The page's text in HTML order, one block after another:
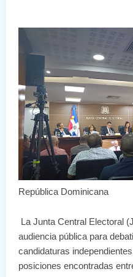
República Dominicana
La Junta Central Electoral
audiencia pública para
candidaturas
posiciones encontradas